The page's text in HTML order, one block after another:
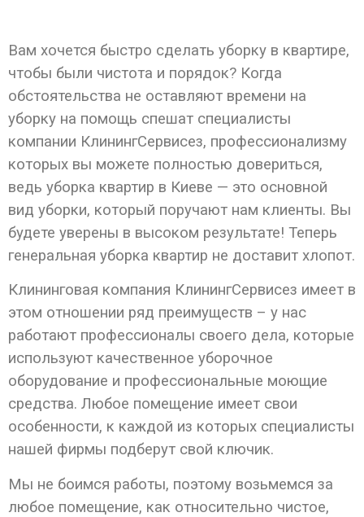
Вам хочется быстро сделать уборку в квартире,
чтобы были чистота и порядок? Когда
обстоятельства не оставляют времени на
уборку на помощь спешат специалисты
компании КлинингСервисез, профессионализму
которых вы можете полностью довериться,
ведь уборка квартир в Киеве — это основной
вид уборки, который поручают нам клиенты. Вы
будете уверены в высоком результате! Теперь
генеральная уборка квартир не доставит хлопот.
Клининговая компания КлинингСервисез имеет в
этом отношении ряд преимуществ – у нас
работают профессионалы своего дела, которые
используют качественное уборочное
оборудование и профессиональные моющие
средства. Любое помещение имеет свои
особенности, к каждой из которых специалисты
нашей фирмы подберут свой ключик.
Мы не боимся работы, поэтому возьмемся за
любое помещение, как относительно чистое,